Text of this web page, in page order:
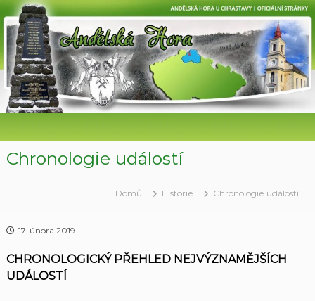
P
ř
k
n
Chronologie událostí
Domů Historie Chronologie událostí
17. února 2019
CHRONOLOGICKÝ PŘEHLED NEJVÝZNAMĚJŠÍCH
UDÁLOSTÍ